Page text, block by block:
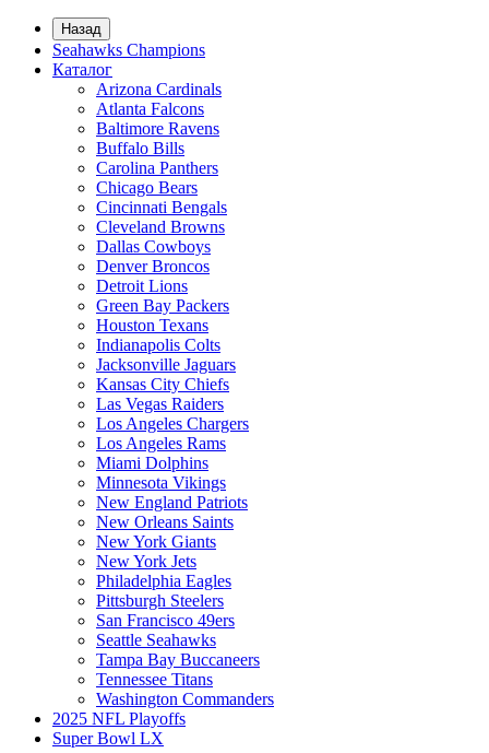
Назад
Seahawks Champions
Каталог
Arizona Cardinals
Atlanta Falcons
Baltimore Ravens
Buffalo Bills
Carolina Panthers
Chicago Bears
Cincinnati Bengals
Cleveland Browns
Dallas Cowboys
Denver Broncos
Detroit Lions
Green Bay Packers
Houston Texans
Indianapolis Colts
Jacksonville Jaguars
Kansas City Chiefs
Las Vegas Raiders
Los Angeles Chargers
Los Angeles Rams
Miami Dolphins
Minnesota Vikings
New England Patriots
New Orleans Saints
New York Giants
New York Jets
Philadelphia Eagles
Pittsburgh Steelers
San Francisco 49ers
Seattle Seahawks
Tampa Bay Buccaneers
Tennessee Titans
Washington Commanders
2025 NFL Playoffs
Super Bowl LX